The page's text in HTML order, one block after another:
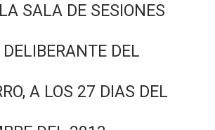
SALA DE SESIONES
DEL
A LOS 27 DIAS DEL